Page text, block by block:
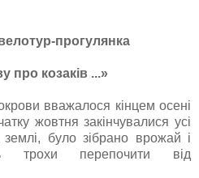
прогулянка
про козаків ...»
вважалося кінцем осені
жовтня закінчувалися усі
було зібрано врожай і
трохи перепочити від